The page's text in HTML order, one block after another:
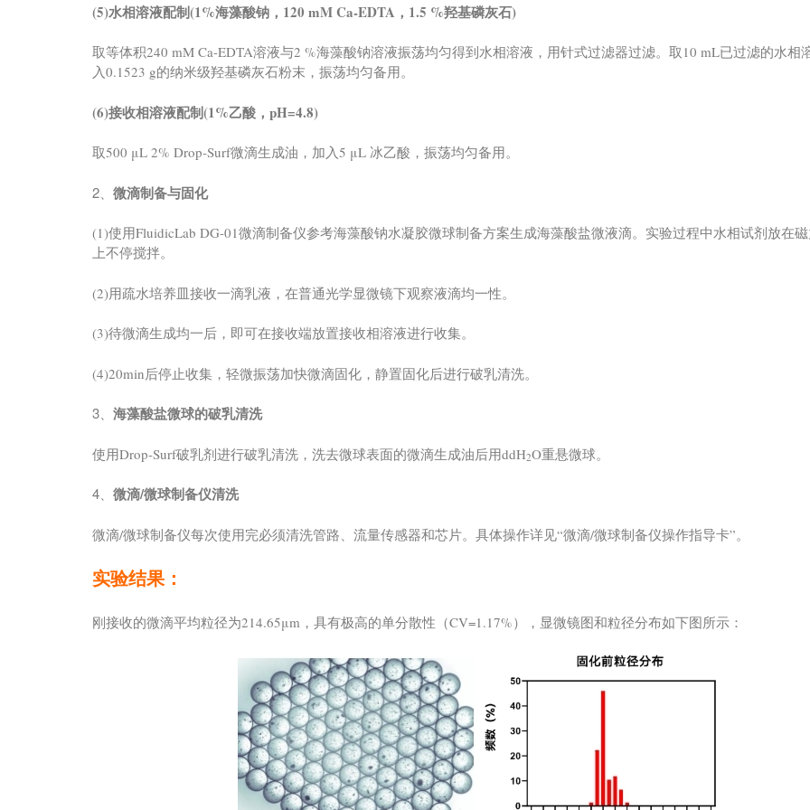
(5)水相溶液配制(1%海藻酸钠，120 mM Ca-EDTA，1.5 %羟基磷灰石)
取等体积240 mM Ca-EDTA溶液与2 %海藻酸钠溶液振荡均匀得到水相溶液，用针式过滤器过滤。取10 mL已过滤的水相
入0.1523 g的纳米级羟基磷灰石粉末，振荡均匀备用。
(6)接收相溶液配制(1%乙酸，pH=4.8)
取500 μL 2% Drop-Surf微滴生成油，加入5 μL 冰乙酸，振荡均匀备用。
2、 微滴制备与固化
(1)使用FluidicLab DG-01微滴制备仪参考海藻酸钠水凝胶微球制备方案生成海藻酸盐微液滴。实验过程中水相试剂放在
上不停搅拌。
(2)用疏水培养皿接收一滴乳液，在普通光学显微镜下观察液滴均一性。
(3)待微滴生成均一后，即可在接收端放置接收相溶液进行收集。
(4)20min后停止收集，轻微振荡加快微滴固化，静置固化后进行破乳清洗。
3、 海藻酸盐微球的破乳清洗
使用Drop-Surf破乳剂进行破乳清洗，洗去微球表面的微滴生成油后用ddH2O重悬微球。
4、 微滴/微球制备仪清洗
微滴/微球制备仪每次使用完必须清洗管路、流量传感器和芯片。具体操作详见“微滴/微球制备仪操作指导卡”。
实验结果：
刚接收的微滴平均粒径为214.65μm，具有极高的单分散性（CV=1.17%），显微镜图和粒径分布如下图所示：